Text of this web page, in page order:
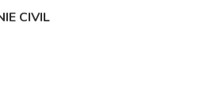
CIVIL